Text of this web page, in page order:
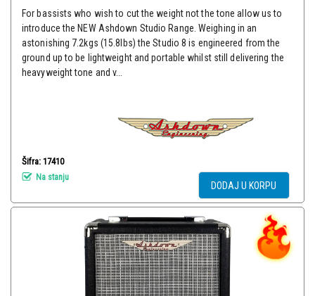
For bassists who wish to cut the weight not the tone allow us to
introduce the NEW Ashdown Studio Range. Weighing in an
astonishing 7.2kgs (15.8lbs) the Studio 8 is engineered from the
ground up to be lightweight and portable whilst still delivering the
heavyweight tone and v...
Šifra: 17410
Na stanju
DODAJ U KORPU